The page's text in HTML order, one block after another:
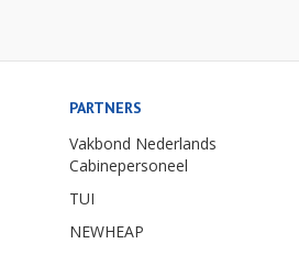
PARTNERS
Vakbond Nederlands
Cabinepersoneel
TUI
NEWHEAP